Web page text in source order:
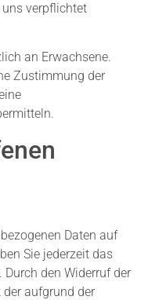
verpflichtet
an Erwachsene.
Zustimmung der
Daten auf
Sie jederzeit das
den Widerruf der
aufgrund der